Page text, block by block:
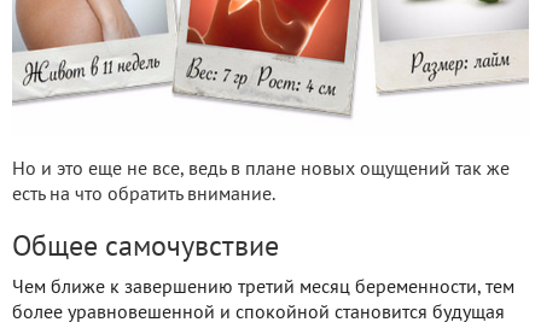
Но и это еще не все, ведь в плане новых ощущений так же
есть на что обратить внимание.
Общее самочувствие
Чем ближе к завершению третий месяц беременности, тем
более уравновешенной и спокойной становится будущая